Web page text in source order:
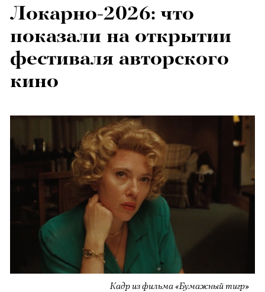
Локарно-2026: что
показали на открытии
фестиваля авторского
кино
Кадр из фильма «Бумажный тигр»